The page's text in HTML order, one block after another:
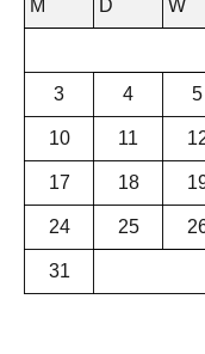
M
D W
3 4 5
10 11
17 18
24 25
31